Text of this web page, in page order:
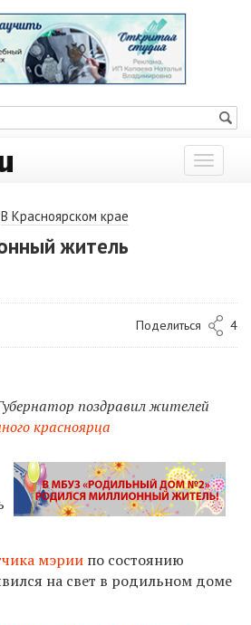
Показать
меню
В Красноярском крае
житель
Поделиться 4
поздравил жителей
красноярца
мэрии по состоянию
на свет в родильном доме